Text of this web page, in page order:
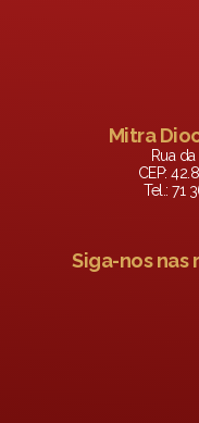
Mitra
Rua
CEP:
Tel.: 71
Siga-nos nas